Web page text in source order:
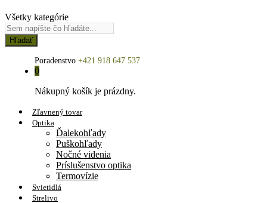
Všetky kategórie
Hľadať
Poradenstvo +421 918 647 537
0
Nákupný košík je prázdny.
Zľavnený tovar
Optika
Ďalekohľady
Puškohľady
Nočné videnia
Príslušenstvo optika
Termovízie
Svietidlá
Strelivo